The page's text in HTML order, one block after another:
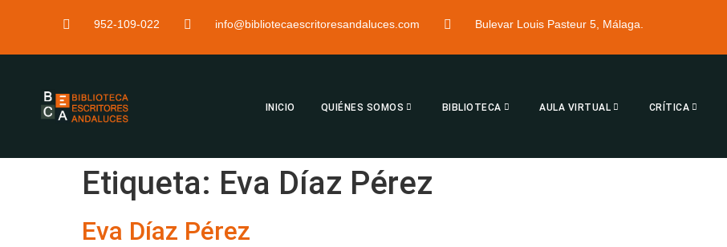
952-109-022 info@bibliotecaescritoresandaluces.com Bulevar Louis Pasteur 5, Málaga.
INICIO QUIÉNES SOMOS BIBLIOTECA AULA VIRTUAL CRÍTICA
Etiqueta: Eva Díaz Pérez
Eva Díaz Pérez